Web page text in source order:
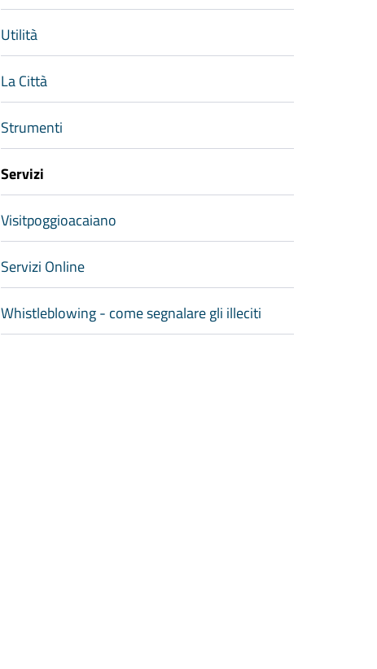
Utilità
La Città
Strumenti
Servizi
Visitpoggioacaiano
Servizi Online
Whistleblowing - come segnalare gli illeciti